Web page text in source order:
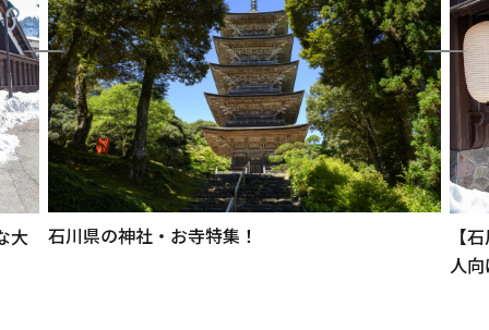
大 石川県の神社・お寺特集！
【
人